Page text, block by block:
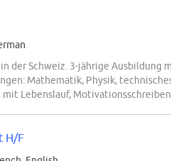
der Schweiz. 3-jährige Ausbildung
Mathematik, Physik,
Lebenslauf, Motivationsschreiben
H/F